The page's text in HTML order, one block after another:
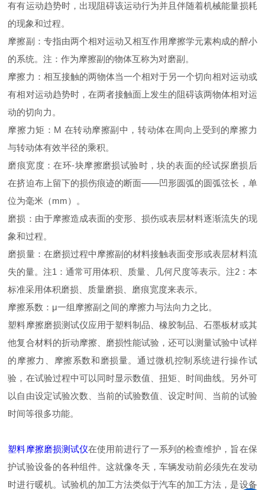
有有运动趋势时，出现阻碍该运动行为并且伴随着机械能量损耗
的现象和过程。
摩擦副：专指由两个相对运动又相互作用摩擦学元素构成的醉小
的系统。注：作为摩擦副的物体互称为对磨副。
摩擦力：相互接触的两物体当一个相对于另一个切向相对运动或
有相对运动趋势时，在两者接触面上发生的阻碍该两物体相对运
动的切向力。
摩擦力矩：M 在转动摩擦副中，转动体在周向上受到的摩擦力
与转动体有效半径的乘积。
磨痕宽度：在环-块摩擦磨损试验时，块的表面的经试探磨损后
在挤迫布上留下的损伤痕迹的断面——凹形圆弧的圆弧弦长，单
位为毫米（mm）。
磨损：由于摩擦造成表面的变形、损伤或表层材料逐渐流失的现
象和过程。
磨损量：在磨损过程中摩擦副的材料接触表面变形或表层材料流
失的量。注1：通常可用体积、质量、几何尺度等表示。注2：本
标准采用体积磨损、质量磨损、磨痕宽度来表示。
摩擦系数：μ一组摩擦副之间的摩擦力与法向力之比。
塑料摩擦磨损测试仪应用于塑料制品、橡胶制品、石墨板材或其
他复合材料的折动摩擦、磨损性能试验，还可以测量试验中试样
的摩擦力、摩擦系数和磨损量。通过微机控制系统进行操作试
验，在试验过程中可以同时显示数值、扭矩、时间曲线。另外可
以自由设定试验次数、当前的试验数值、设定时间、当前的试验
时间等很多功能。
塑料摩擦磨损测试仪在使用前进行了一系列的检查维护，旨在保
护试验设备的各种组件。这就像冬天，车辆发动前必须先在发动
时进行暖机。试验机的加工方法类似于汽车的加工方法，是设备